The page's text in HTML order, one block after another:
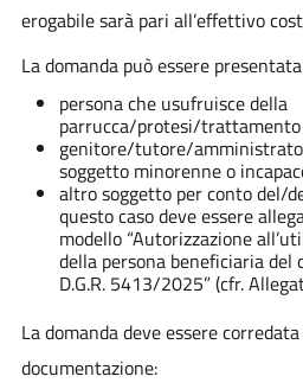
erogabile sarà pari all’effettivo
La domanda può essere
persona che usufruisce della
parrucca/protesi/trattamento
genitore/tutore/
soggetto minorenne o
altro soggetto per conto del/
questo caso deve essere
modello “Autorizzazione
della persona beneficiaria
D.G.R. 5413/2025” (cfr.
La domanda deve essere
documentazione: